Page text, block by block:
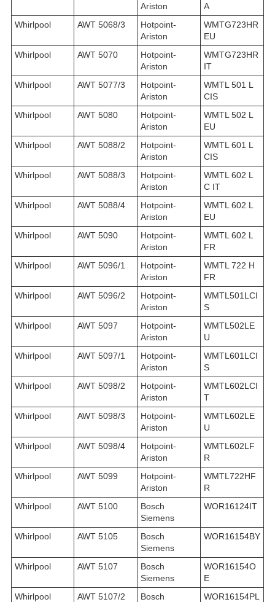
Ariston
A
Whirlpool
AWT 5068/3
Hotpoint-
Ariston
WMTG723HR
EU
Whirlpool
AWT 5070
Hotpoint-
Ariston
WMTG723HR
IT
Whirlpool
AWT 5077/3
Hotpoint-
Ariston
WMTL 501 L
CIS
Whirlpool
AWT 5080
Hotpoint-
Ariston
WMTL 502 L
EU
Whirlpool
AWT 5088/2
Hotpoint-
Ariston
WMTL 601 L
CIS
Whirlpool
AWT 5088/3
Hotpoint-
Ariston
WMTL 602 L
C IT
Whirlpool
AWT 5088/4
Hotpoint-
Ariston
WMTL 602 L
EU
Whirlpool
AWT 5090
Hotpoint-
Ariston
WMTL 602 L
FR
Whirlpool
AWT 5096/1
Hotpoint-
Ariston
WMTL 722 H
FR
Whirlpool
AWT 5096/2
Hotpoint-
Ariston
WMTL501LCI
S
Whirlpool
AWT 5097
Hotpoint-
Ariston
WMTL502LE
U
Whirlpool
AWT 5097/1
Hotpoint-
Ariston
WMTL601LCI
S
Whirlpool
AWT 5098/2
Hotpoint-
Ariston
WMTL602LCI
T
Whirlpool
AWT 5098/3
Hotpoint-
Ariston
WMTL602LE
U
Whirlpool
AWT 5098/4
Hotpoint-
Ariston
WMTL602LF
R
Whirlpool
AWT 5099
Hotpoint-
Ariston
WMTL722HF
R
Whirlpool
AWT 5100
Bosch
Siemens
WOR16124IT
Whirlpool AWT 5105
Bosch
Siemens
WOR16154BY
Whirlpool AWT 5107
Bosch
Siemens
WOR16154O
E
Whirlpool
AWT 5107/2
Bosch
WOR16154PL